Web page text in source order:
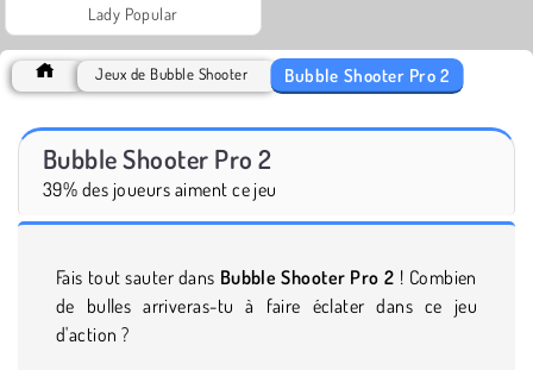
Lady Popular
Jeux de Bubble Shooter Bubble Shooter Pro 2
Bubble Shooter Pro 2
39% des joueurs aiment ce jeu
Fais tout sauter dans Bubble Shooter Pro 2 ! Combien
de bulles arriveras-tu à faire éclater dans ce jeu
d'action ?